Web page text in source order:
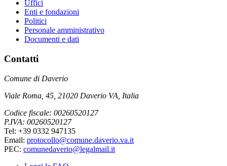
Uffici
Enti e fondazioni
Politici
Personale amministrativo
Documenti e dati
Contatti
Comune di Daverio
Viale Roma, 45, 21020 Daverio VA, Italia
Codice fiscale: 00260520127
P.IVA: 00260520127
Tel: +39 0332 947135
Email: protocollo@comune.daverio.va.it
PEC: comunedaverio@legalmail.it